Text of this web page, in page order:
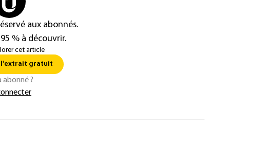
aux abonnés.
% à découvrir.
cet article
l'extrait gratuit
abonné ?